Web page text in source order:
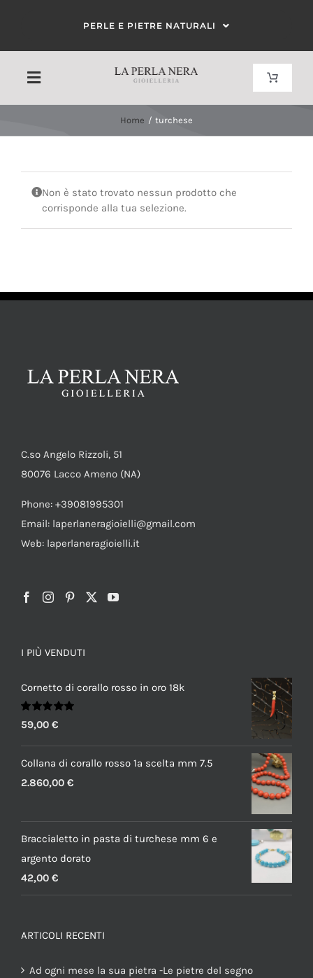
contenuto
PERLE E PIETRE NATURALI
Toggle
Navigation
HOME
CHI SIAMO
Toggle
Home turchese
Non è stato trovato nessun prodotto che
corrisponde alla tua selezione.
C.so Angelo Rizzoli, 51
80076 Lacco Ameno (NA)
Phone: +39081995301
Email: laperlaneragioielli@gmail.com
Web: laperlaneragioielli.it
I PIÙ VENDUTI
Cornetto di corallo rosso in oro 18k
Valutato
5.00 su 5
59,00 €
Collana di corallo rosso 1a scelta mm 7.5
2.860,00 €
Braccialetto in pasta di turchese mm 6 e
argento dorato
42,00 €
ARTICOLI RECENTI
Ad ogni mese la sua pietra -Le pietre del segno